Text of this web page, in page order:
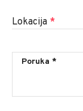
Lokacija *